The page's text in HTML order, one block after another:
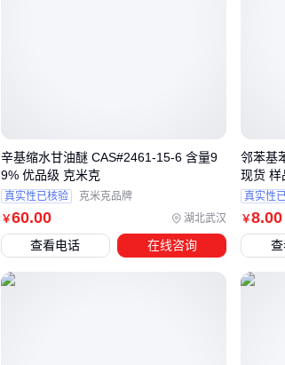
三、如何根据需求选择最合
选型时需要重点评估四个维度：
纯度等级
￥60.00 湖北武汉
辛基缩水甘油醚 CAS#2461-15-6 含量9
9% 优品级 克米克
真实性已核验 克米克品牌
查看电话 在线咨询
￥8.00
邻苯基
现货 样
真实性